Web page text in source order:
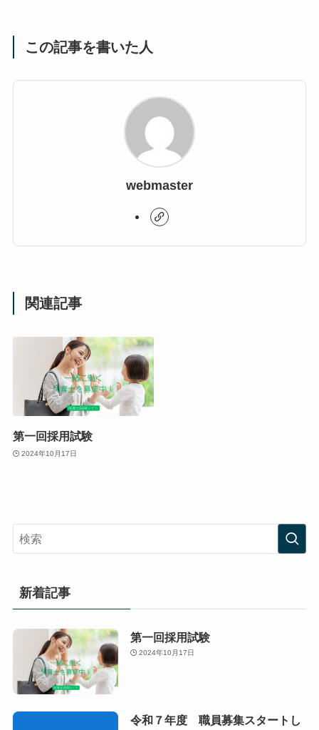
この記事を書いた人
webmaster
関連記事
第一回採用試験
2024年10月17日
新着記事
第一回採用試験
2024年10月17日
令和７年度 職員募集スタートし